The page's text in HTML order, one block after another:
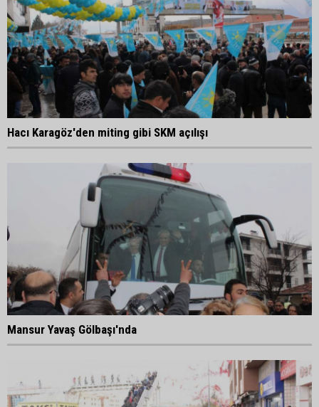
Hacı Karagöz'den miting gibi SKM açılışı
Mansur Yavaş Gölbaşı'nda